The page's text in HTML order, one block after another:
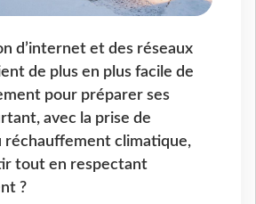
d’internet et des réseaux
de plus en plus facile de
pour préparer ses
avec la prise de
réchauffement climatique,
tout en respectant
?